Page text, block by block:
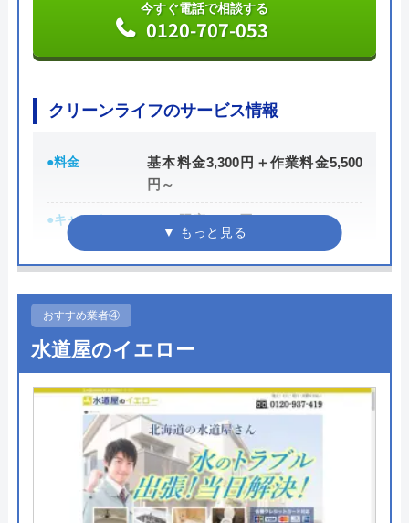
公式サイトで
料金詳細を見る
今すぐ電話で相談する
0120-688-744
水PROの基本情報
運営会社 株式会社スイドウサービス
代表者 山下道男
創業・設立
所在地
〒115-0045
東京都北区赤羽1-52-1
対応エリア 全国
今すぐ電話で相談する
0120-707-053
クリーンライフのサービス情報
●料金
基本料金3,300円＋作業料金5,500
円～
●キャンペーン
WEB限定3,000円OFF
※10,000円以上で適用
●受付時間
●定休日 年中無休
●出張見積もり 出張見積もり無料
●支払い方法
現金、銀行振込、クレジットカー
ド、コンビニ後払い、QR決済
●累計実績 施工実績30万件を達成
●保証・保険
修理に応じて1～3年の無料点検、
おすすめ業者④
水道屋のイエロー